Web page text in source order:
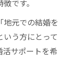
です。
地元での結婚を
う方にとって
サポートを希